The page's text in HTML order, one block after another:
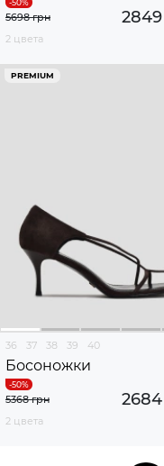
5698 грн
2 цвета
PREMIUM
36 37 38 39 40
Босоножки
5368 грн
2 цвета